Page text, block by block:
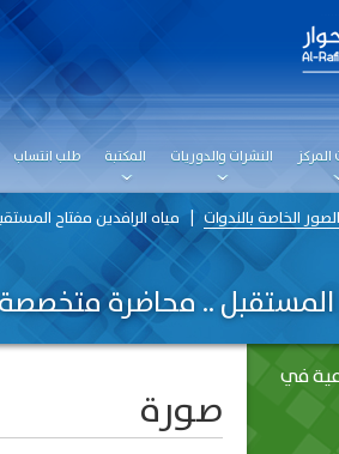
المركز النشرات والدوريات المكتبة طلب انتساب
الصور الخاصة بالندوات مياه الرافدين مفتاح
المستقبل .. محاضرة متخصصة
صورة
في